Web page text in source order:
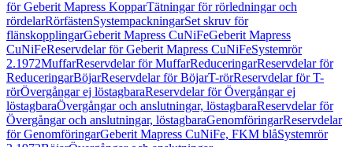
för Geberit Mapress KopparTätningar för rörledningar och
rördelarRörfästenSystempackningarSet skruv för
flänskopplingarGeberit Mapress CuNiFeGeberit Mapress
CuNiFeReservdelar för Geberit Mapress CuNiFeSystemrör
2.1972MuffarReservdelar för MuffarReduceringarReservdelar för
ReduceringarBöjarReservdelar för BöjarT-rörReservdelar för T-
rörÖvergångar ej löstagbaraReservdelar för Övergångar ej
löstagbaraÖvergångar och anslutningar, löstagbaraReservdelar för
Övergångar och anslutningar, löstagbaraGenomföringarReservdelar
för GenomföringarGeberit Mapress CuNiFe, FKM blåSystemrör